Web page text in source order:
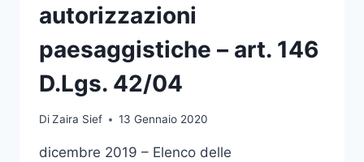
42/04
autorizzazioni
paesaggistiche – art. 146
D.Lgs. 42/04
DiZaira Sief 13 Gennaio 2020
dicembre 2019 – Elenco delle